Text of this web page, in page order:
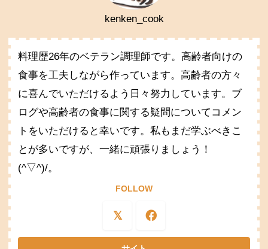
kenken_cook
料理歴26年のベテラン調理師です。高齢者向けの
食事を工夫しながら作っています。高齢者の方々
に喜んでいただけるよう日々努力しています。ブ
ログや高齢者の食事に関する疑問についてコメン
トをいただけると幸いです。私もまだ学ぶべきこ
とが多いですが、一緒に頑張りましょう！
(^▽^)/。
FOLLOW